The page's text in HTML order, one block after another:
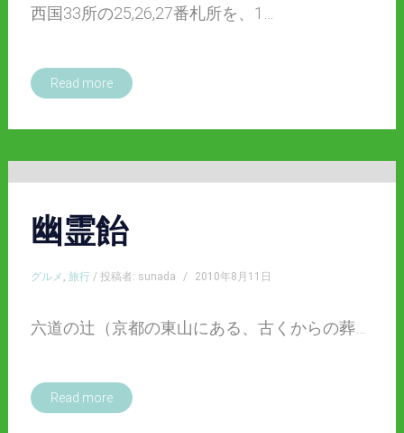
西国33所の25,26,27番札所を、1…
Read more
幽霊飴
グルメ 旅行/ 投稿者: sunada / 2010年8月11日
六道の辻（京都の東山にある、古くからの葬…
Read more